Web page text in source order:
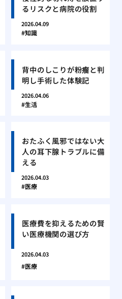
るリスクと病院の役割
2026.04.09
知識
背中のしこりが粉瘤と判
明し手術した体験記
2026.04.06
生活
おたふく風邪ではない大
人の耳下腺トラブルに備
える
2026.04.03
医療
医療費を抑えるための賢
い医療機関の選び方
2026.04.03
医療